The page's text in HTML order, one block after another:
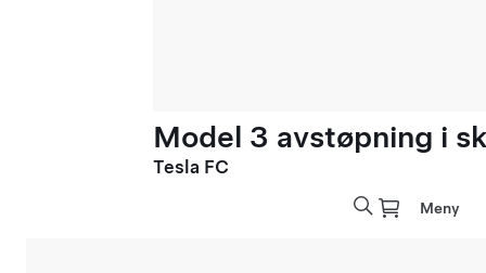
Model 3 avstøpning i
Tesla FC
Meny